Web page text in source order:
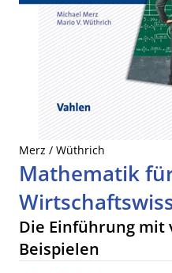
Merz / Wüthrich
Mathematik
Die Einführung mit
Beispielen